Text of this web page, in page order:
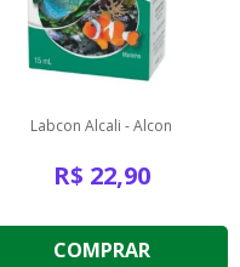
Labcon Alcali - Alcon
R$ 22,90
COMPRAR